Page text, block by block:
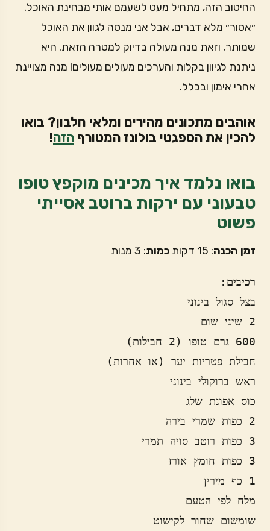
החיטוב הזה, מתחיל מעט לשעמם אותי מבחינת האוכל.
״אסור״ מלא דברים, אבל אני מנסה לגוון את האוכל
שמותר, וזאת מנה מעולה בדיוק למטרה הזאת. היא
ניתנת לגיוון בקלות והערכים מעולים מעולים! מנה מצויינת
אחרי אימון ובכלל.
אוהבים מתכונים מהירים ומלאי חלבון? בואו
להכין את הספגטי בולונז המטורף הזה!
בואו נלמד איך מכינים מוקפץ טופו
טבעוני עם ירקות ברוטב אסייתי
פשוט
זמן הכנה: 15 דקות כמות: 3 מנות
רכיבים
שומשום שחור לקישוט